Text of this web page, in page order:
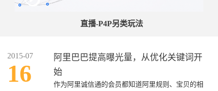
直播-P4P另类玩法
2015-07
16
阿里巴巴提高曝光量，从优化关键词开
始
作为阿里诚信通的会员都知道阿里规则、宝贝的相